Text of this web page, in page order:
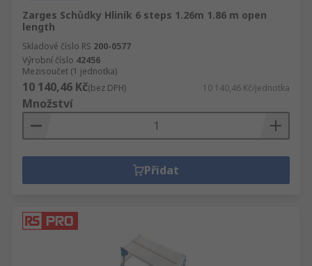
Zarges Schůdky Hliník 6 steps 1.26m 1.86 m open
length
Skladové číslo RS 200-0577
Výrobní číslo 42456
Mezisoučet (1 jednotka)
10 140,46 Kč(bez DPH) 10 140,46 Kč/jednotka
Množství
Přidat